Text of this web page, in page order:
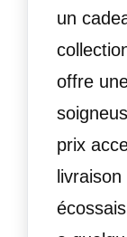
un
offre
prix